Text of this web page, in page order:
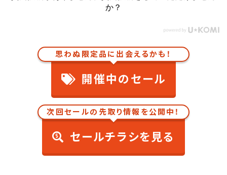
か？
思わぬ限定品に出会えるかも！
開催中のセール
次回セールの先取り情報を公開中！
セールチラシを見る